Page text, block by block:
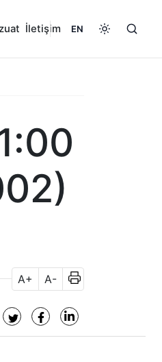
İletişim EN
A+ A-